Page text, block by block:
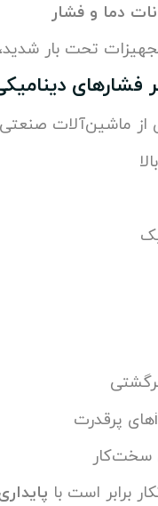
دما و فشار
تحت بار شدید،
فشارهای
ماشین‌آلات صنعتی
سخت‌کار
برابر است با